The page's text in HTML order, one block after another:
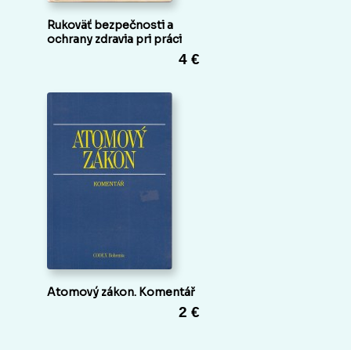
Rukoväť bezpečnosti a
ochrany zdravia pri práci
4 €
Atomový zákon. Komentář
2 €